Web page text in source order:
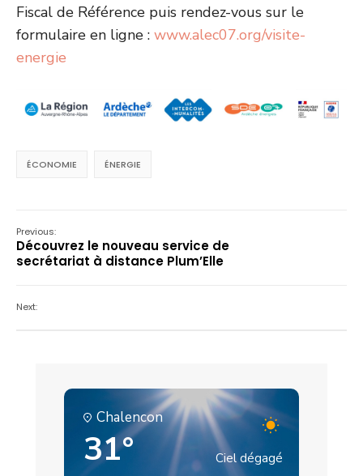
Fiscal de Référence puis rendez-vous sur le
formulaire en ligne : www.alec07.org/visite-
energie
ÉCONOMIE ÉNERGIE
Previous:
Découvrez le nouveau service de
secrétariat à distance Plum’Elle
Next:
Chalencon
31° Ciel dégagé